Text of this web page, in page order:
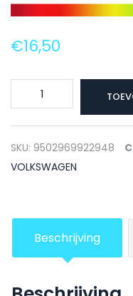
€16,50
VOLKSWAGEN
Lakstift
LA6L
FAIRWAYGREEN
-
SKU: 9502969922948
VOLKSWAGEN
Beschrijving